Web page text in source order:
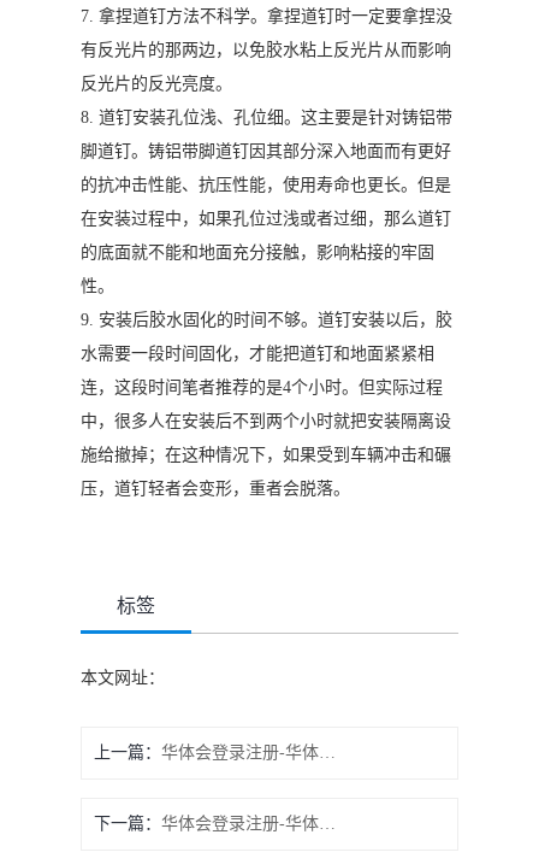
7. 拿捏道钉方法不科学。拿捏道钉时一定要拿捏没
有反光片的那两边，以免胶水粘上反光片从而影响
反光片的反光亮度。
8. 道钉安装孔位浅、孔位细。这主要是针对铸铝带
脚道钉。铸铝带脚道钉因其部分深入地面而有更好
的抗冲击性能、抗压性能，使用寿命也更长。但是
在安装过程中，如果孔位过浅或者过细，那么道钉
的底面就不能和地面充分接触，影响粘接的牢固
性。
9. 安装后胶水固化的时间不够。道钉安装以后，胶
水需要一段时间固化，才能把道钉和地面紧紧相
连，这段时间笔者推荐的是4个小时。但实际过程
中，很多人在安装后不到两个小时就把安装隔离设
施给撤掉；在这种情况下，如果受到车辆冲击和碾
压，道钉轻者会变形，重者会脱落。
标签
本文网址：
上一篇： 华体会登录注册-华体会（中国） 祝大家节日快乐
下一篇： 华体会登录注册-华体会（中国） 恭贺新春之喜